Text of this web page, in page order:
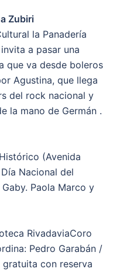
Zubiri
la Panadería
a pasar una
que va desde boleros
Agustina, que llega
del rock nacional y
la mano de Germán .
(Avenida
Nacional del
Paola Marco y
RivadaviaCoro
Pedro Garabán /
con reserva